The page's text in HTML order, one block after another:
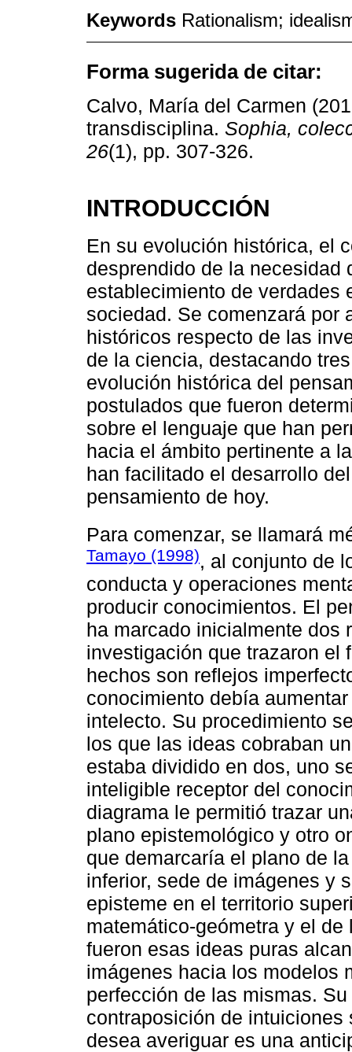
Keywords Rationalism;
Forma sugerida de citar:
Calvo, María del Carmen
transdisciplina. Sophia,
26(1), pp. 307-326.
INTRODUCCIÓN
En su evolución histórica, el
desprendido de la necesidad
establecimiento de verdades
sociedad. Se comenzará por
históricos respecto de las
de la ciencia, destacando
evolución histórica del
postulados que fueron
sobre el lenguaje que han
hacia el ámbito pertinente a
han facilitado el desarrollo
pensamiento de hoy.
Para comenzar, se llamará
Tamayo (1998), al conjunto de
conducta y operaciones
producir conocimientos. El
ha marcado inicialmente dos
investigación que trazaron el
hechos son reflejos
conocimiento debía
intelecto. Su procedimiento
los que las ideas cobraban
estaba dividido en dos, uno
inteligible receptor del
diagrama le permitió trazar
plano epistemológico y otro
que demarcaría el plano de
inferior, sede de imágenes y
episteme en el territorio
matemático-geómetra y el
fueron esas ideas puras
imágenes hacia los modelos
perfección de las mismas.
contraposición de
desea averiguar es una